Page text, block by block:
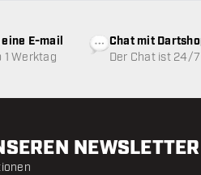
E-mail
Werktag
Chat mit
Der Chat ist 24/